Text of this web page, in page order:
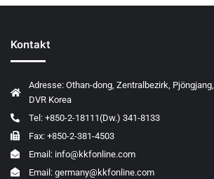
Kontakt
Adresse: Othan-dong, Zentralbezirk, Pjöngjang,
DVR Korea
Tel: +850-2-18111(Dw.) 341-8133
Fax: +850-2-381-4503
Email: info@kkfonline.com
Email: germany@kkfonline.com